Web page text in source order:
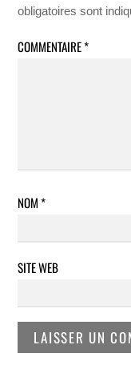
obligatoires sont
COMMENTAIRE*
NOM*
SITE WEB